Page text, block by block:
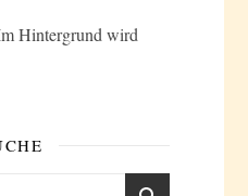
Hintergrund wird